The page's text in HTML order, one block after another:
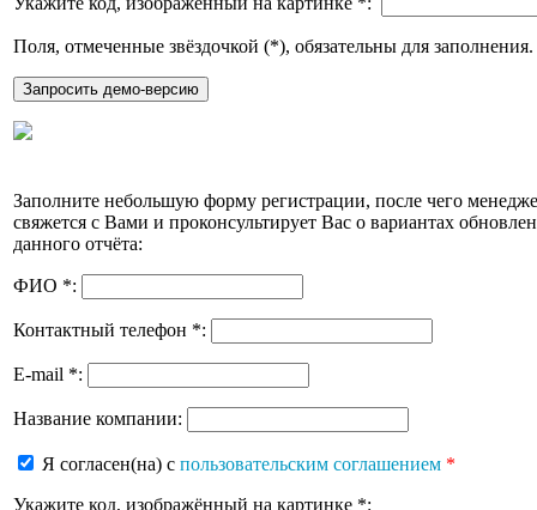
Поля, отмеченные звёздочкой (*), обязательны для заполнения.
Заполните небольшую форму регистрации, после чего
свяжется с Вами и проконсультирует Вас о вариантах
данного отчёта:
ФИО *:
Контактный телефон *:
E-mail *:
Название компании:
Я согласен(на) с пользовательским соглашением *
Укажите код, изображённый на картинке *: